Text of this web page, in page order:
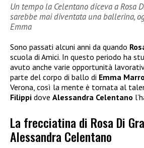
Un tempo la Celentano diceva a Rosa
sarebbe mai diventata una ballerina,
Emma
Sono passati alcuni anni da quando
scuola di Amici. In questo periodo ha
avuto anche varie opportunità
parte del corpo di ballo di Emma
Verona, così la mente è tornata al
Filippi dove Alessandra Celentano
La frecciatina di Rosa Di
Alessandra Celentano